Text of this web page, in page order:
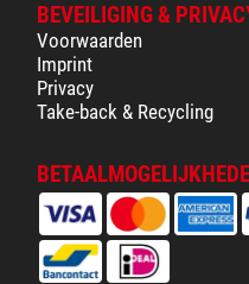
BEVEILIGING &
Voorwaarden
Imprint
Privacy
Take-back & Recycling